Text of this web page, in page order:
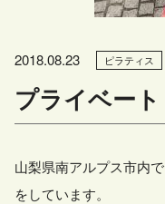
2018.08.23 ピラティス
プライベート
山梨県南アルプス市内
をしています。